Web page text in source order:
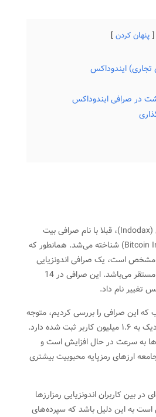
پنهان کردن
تجاری) ایندوداکس
در صرافی ایندوداکس
صرافی رمزارز ایندوداکس (Indodax)، قبلا با نام صرافی بیت
کوین اندونزی (Bitcoin Indonesia) شناخته می‌شد. همانطور که
مشخص است، یک صرافی اندونزیایی
است و در کشور اندونزی مستقر می‌باشد. این صرافی در 14
این صرافی را بررسی کردیم، متوجه
شدیم که ایندوداکس، نزدیک به ۱.۶ میلیون کاربر ثبت شده دارد.
به سرعت در حال افزایش است و
ارزهای رمزپایه محبوبیت بیشتری
بین کاربران اندونزیایی‌ رمزارزها
است به این دلیل باشد که سپرده‌های